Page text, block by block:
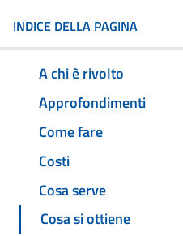
INDICE DELLA PAGINA
A chi è rivolto
Approfondimenti
Come fare
Costi
Cosa serve
Cosa si ottiene